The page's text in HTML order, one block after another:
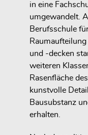
in eine
umgewandelt.
Berufsschule
und -decken
weiteren
Rasenfläche
kunstvolle
Bausubstanz
erhalten.